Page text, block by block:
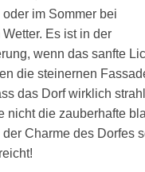
im Sommer bei
Es ist in der
wenn das sanfte
die steinernen
das Dorf wirklich
nicht die zauberhafte
Charme des Dorfes